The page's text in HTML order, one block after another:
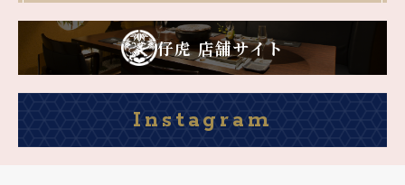
仔虎 店舗サイト
Instagram